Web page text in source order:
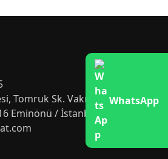
Tomruk Sk. Vakıf İş
Eminönü / İstanbul
WhatsApp